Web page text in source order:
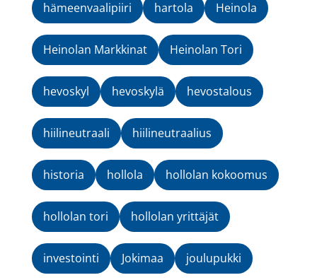
hämeenvaalipiiri hartola Heinola
Heinolan Markkinat Heinolan Tori
hevoskyl hevoskylä hevostalous
hiilineutraali hiilineutraalius
historia hollola hollolan kokoomus
hollolan tori hollolan yrittäjät
investointi Jokimaa joulupukki